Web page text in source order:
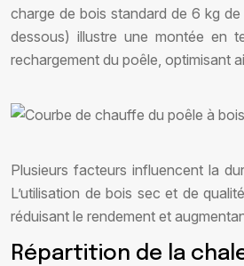
charge de bois standard de 6 kg
dessous) illustre une montée en
rechargement du poêle, optimisant
Plusieurs facteurs influencent la
L’utilisation de bois sec et de
réduisant le rendement et
Répartition de la